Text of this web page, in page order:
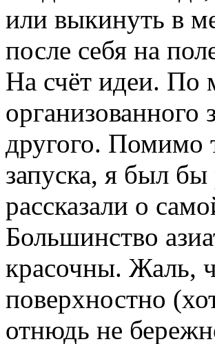
или выкинуть в
после себя на
На счёт идеи.
организованного
другого. Помимо
запуска, я был
рассказали о
Большинство
красочны. Жаль,
поверхностно
отнюдь не